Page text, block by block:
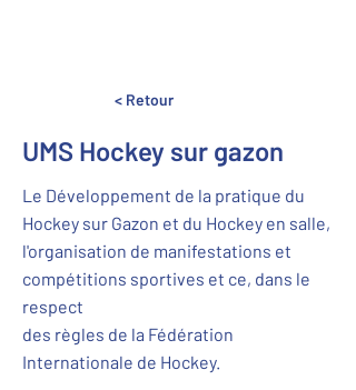
< Retour
UMS Hockey sur gazon
Le Développement de la pratique du
Hockey sur Gazon et du Hockey en salle,
l'organisation de manifestations et
compétitions sportives et ce, dans le
respect
des règles de la Fédération
Internationale de Hockey.